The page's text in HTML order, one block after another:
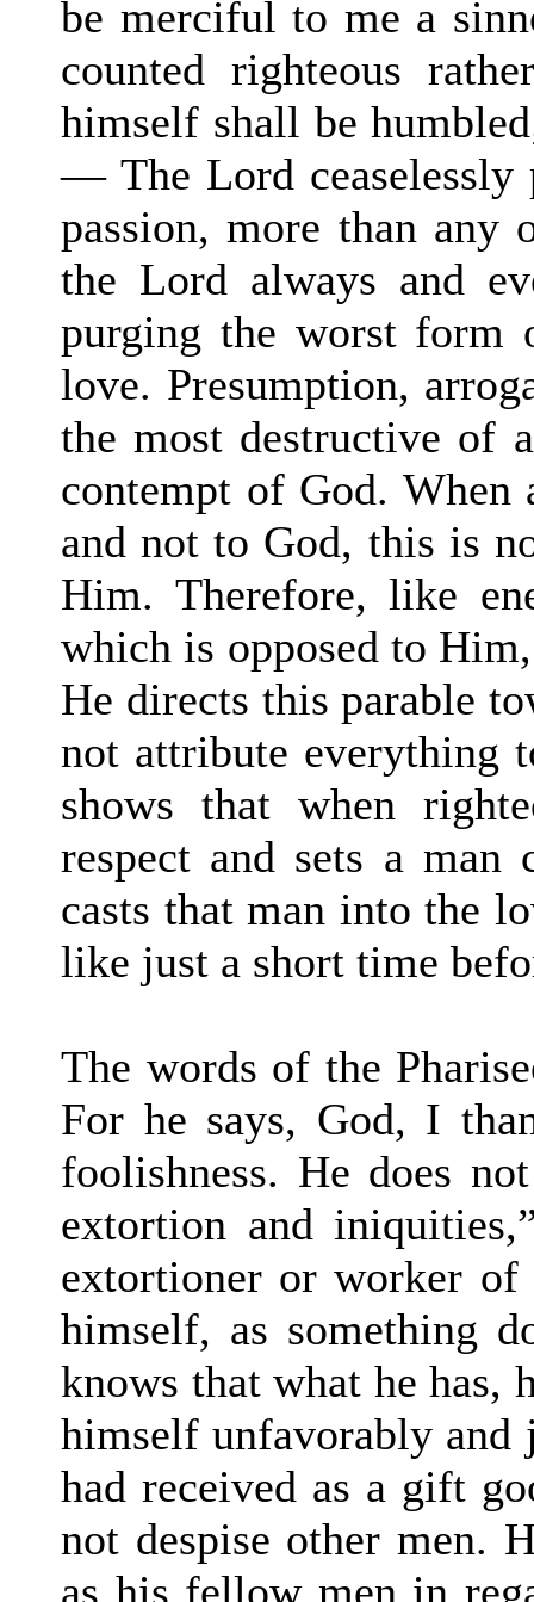
be merciful to me a
counted righteous
himself shall be
— The Lord ceaselessly
passion, more than any
the Lord always and
purging the worst form
love. Presumption,
the most destructive of
contempt of God. When
and not to God, this is
Him. Therefore, like
which is opposed to
He directs this parable
not attribute everything
shows that when
respect and sets a
casts that man into the
like just a short time
The words of the
For he says, God, I
foolishness. He does
extortion and
extortioner or worker of
himself, as something
knows that what he has,
himself unfavorably and
had received as a gift
not despise other men.
as his fellow men in